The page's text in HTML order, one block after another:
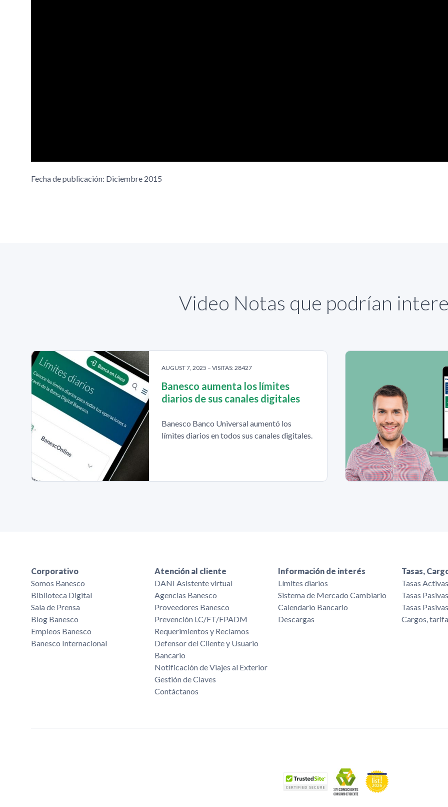
Fecha de publicación: Diciembre 2015
Video Notas que podrían
AUGUST 7, 2025 – VISITAS: 28427
Banesco aumenta los límites
diarios de sus canales digitales
Banesco Banco Universal aumentó los
límites diarios en todos sus canales digitales.
Corporativo
Somos Banesco
Biblioteca Digital
Sala de Prensa
Blog Banesco
Empleos Banesco
Banesco Internacional
Atención al cliente
DANI Asistente virtual
Agencias Banesco
Proveedores Banesco
Prevención LC/FT/FPADM
Requerimientos y Reclamos
Defensor del Cliente y Usuario
Bancario
Notificación de Viajes al Exterior
Gestión de Claves
Contáctanos
Información de interés
Límites diarios
Sistema de Mercado Cambiario
Calendario Bancario
Descargas
Tasas,
Tasas Activas
Tasas
Tasas
Cargos,